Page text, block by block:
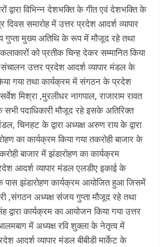
द्वारा विभिन्न देशभक्ति के गीत एवं देशभक्ति के
समारोह में उत्तर प्रदेश आदर्श व्यापार
मुख्य अतिथि के रूप में मौजूद रहे तथा
को प्रतीक चिन्ह देकर सम्मानित किया
उत्तर प्रदेश आदर्श व्यापार मंडल के
गया तथा कार्यक्रम में संगठन के प्रदेश
मिश्रा ,मुरलीधर नागपाल, राजाराम रावत
सभी पदाधिकारी मौजूद रहे इसके अतिरिक्त
चिनहट के द्वारा अध्यक्ष अरुण राय के द्वारा
का कार्यक्रम किया गया तकरोही बाजार के
बाजार में झंडारोहण का कार्यक्रम
आदर्श व्यापार मंडल एलडीए इकाई के
पास झंडारोहण कार्यक्रम आयोजित हुआ जिसमें
,संगठन अध्यक्ष संजय गुप्ता मौजूद रहे तथा
कार्यक्रम का आयोजन किया गया उत्तर
में अध्यक्ष रवि शुक्ला के नेतृत्व में
आदर्श व्यापार मंडल बीबीडी मार्केट के